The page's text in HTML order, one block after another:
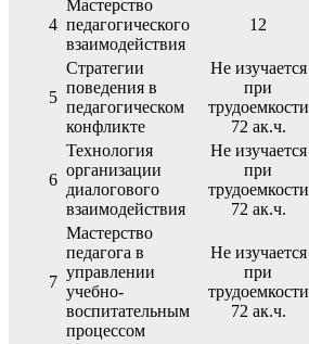
4
Мастерство
педагогического
взаимодействия
12
5
Стратегии
поведения в
педагогическом
конфликте
Не изучается
при
трудоемкости
72 ак.ч.
6
Технология
организации
диалогового
взаимодействия
Не изучается
при
трудоемкости
72 ак.ч.
7
Мастерство
педагога в
управлении
учебно-
воспитательным
процессом
Не изучается
при
трудоемкости
72 ак.ч.